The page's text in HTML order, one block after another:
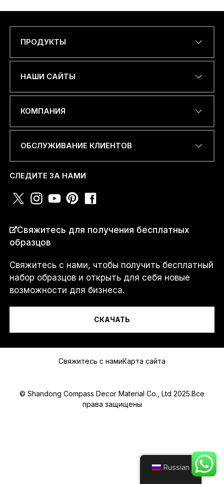
С
о
о
б
е
и
е
Н
О
М
*
Я...
ПРОДУКТЫ
НАШИ САЙТЫ
КОМПАНИЯ
ОБСЛУЖИВАНИЕ КЛИЕНТОВ
СЛЕДИТЕ ЗА НАМИ
Свяжитесь для получения бесплатных
образцов
Свяжитесь с нами, чтобы получить бесплатный
набор образцов и открыть для себя новые
возможности для бизнеса.
СКАЧАТЬ
Свяжитесь с намиКарта сайта
© Shandong Compass Decor Material Co., Ltd 2025.Все
права защищены
Russian